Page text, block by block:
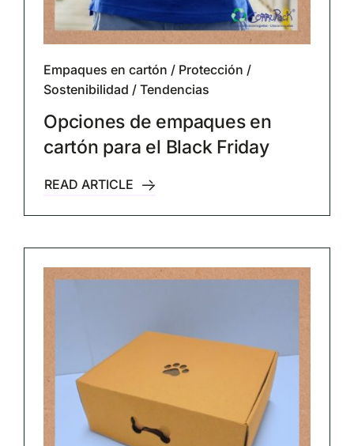
Empaques en cartón / Protección /
Sostenibilidad / Tendencias
Opciones de empaques en
cartón para el Black Friday
READ ARTICLE